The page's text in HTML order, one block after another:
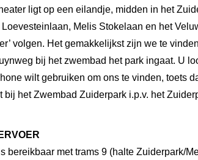
ligt op een eilandje, midden in het
Melis Stokelaan en het
volgen. Het gemakkelijkst zijn we te
bij het zwembad het park ingaat. U
wilt gebruiken om ons te vinden, toets
bij het Zwembad Zuiderpark i.p.v. het
bereikbaar met trams 9 (halte Zuiderpark/